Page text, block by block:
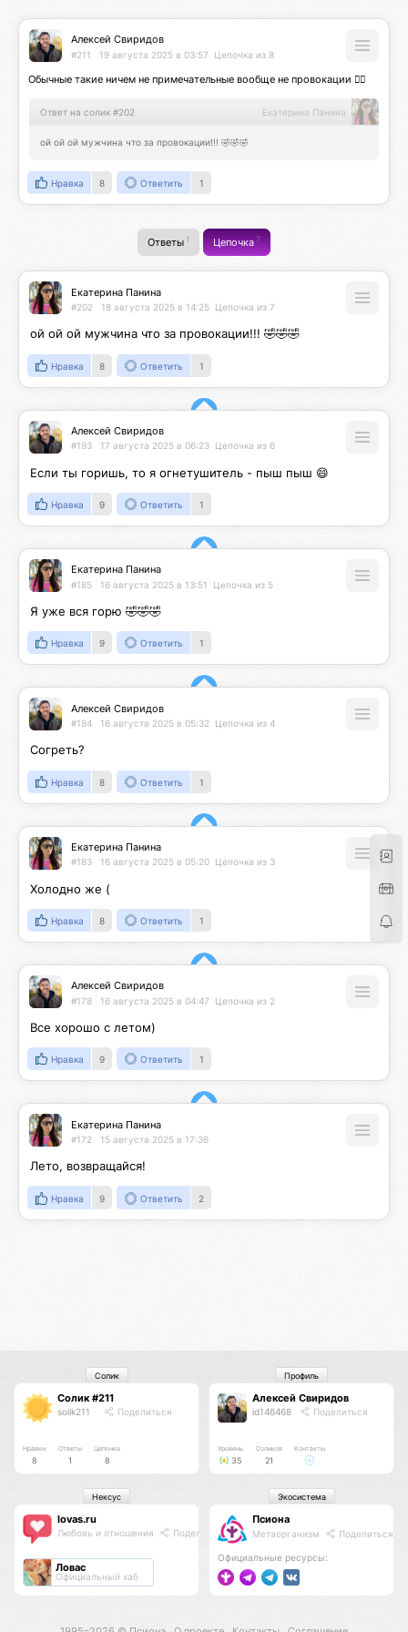
Алексей Свиридов
#211 19 августа 2025 в 03:57 Цепочка из 8
Обычные такие ничем не примечательные вообще не провокации 🤷‍♂️
Ответ на солик #202 Екатерина Панина
ой ой ой мужчина что за провокации!!! 🤣🤣🤣
Нравка 8 Ответить 1
Ответы 1 Цепочка7
Екатерина Панина
#202 18 августа 2025 в 14:25 Цепочка из 7
ой ой ой мужчина что за провокации!!! 🤣🤣🤣
Нравка 8 Ответить 1
Алексей Свиридов
#193 17 августа 2025 в 06:23 Цепочка из 6
Если ты горишь, то я огнетушитель - пыш пыш 😄
Нравка 9 Ответить 1
Екатерина Панина
#185 16 августа 2025 в 13:51 Цепочка из 5
Я уже вся горю 🤣🤣🤣
Нравка 9 Ответить 1
Алексей Свиридов
#184 16 августа 2025 в 05:32 Цепочка из 4
Согреть?
Нравка 8 Ответить 1
Екатерина Панина
#183 16 августа 2025 в 05:20 Цепочка из 3
Холодно же (
Нравка 8 Ответить 1
Алексей Свиридов
#178 16 августа 2025 в 04:47 Цепочка из 2
Все хорошо с летом)
Нравка 9 Ответить 1
Екатерина Панина
#172 15 августа 2025 в 17:36
Лето, возвращайся!
Нравка 9 Ответить 2
Солик #211
solik211 Поделиться
Нравки
8
Ответы
1
Цепочка
8
Солик
Алексей Свиридов
id146468 Поделиться
Уровень
35
Соликов
21
Контакты
Профиль
lovas.ru
Любовь и отношения Поделиться
Ловас
Официальный хаб
Нексус
Псиона
Метаорганизм Поделиться
Официальные ресурсы:
Экосистема